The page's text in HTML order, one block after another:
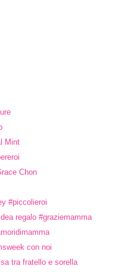
Mint
Chon
#piccolieroi
regalo #graziemamma
con noi
tra fratello e sorella